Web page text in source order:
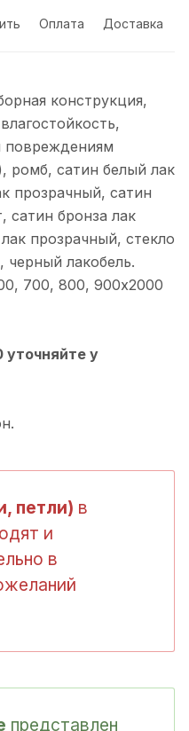
Оплата Доставка
конструкция,
повреждениям
ромб, cатин белый лак
прозрачный, cатин
cатин бронза лак
прозрачный, cтекло
черный лакобель.
700, 800, 900х2000
у
петли) в
и
в
представлен